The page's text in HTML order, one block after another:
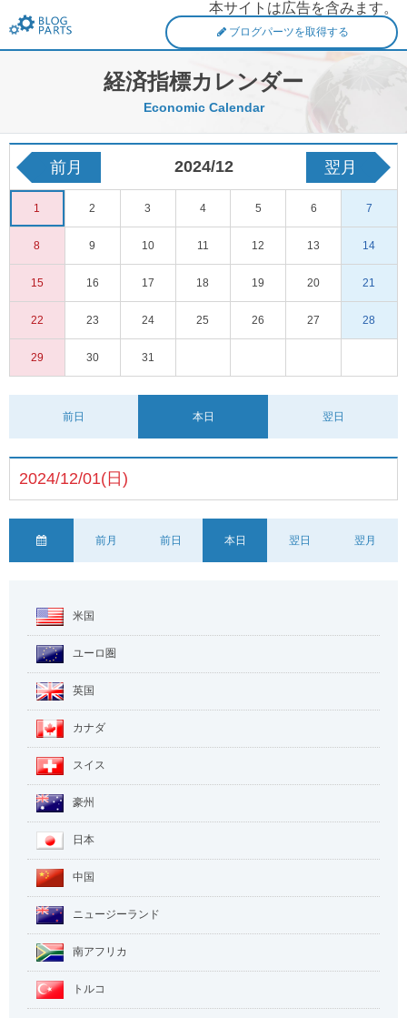
本サイトは広告を含みます。
ブログパーツを取得する
経済指標カレンダー
Economic Calendar
前月 2024/12 翌月
1 2 3 4 5 6 7
8 9 10 11 12 13 14
15 16 17 18 19 20 21
22 23 24 25 26 27 28
29 30 31
前日 本日 翌日
2024/12/01(日)
前月 前日 本日 翌日 翌月
米国
ユーロ圏
英国
カナダ
スイス
豪州
日本
中国
ニュージーランド
南アフリカ
トルコ